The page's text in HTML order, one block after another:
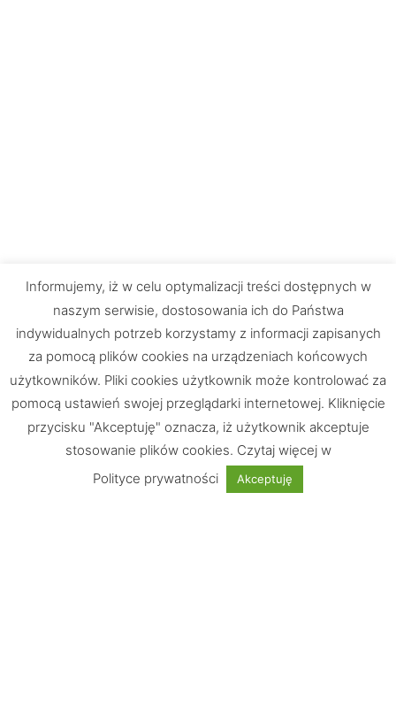
Chętnie odpowiemy na Wasze pytania
Informujemy, iż w celu optymalizacji treści dostępnych w
naszym serwisie, dostosowania ich do Państwa
indywidualnych potrzeb korzystamy z informacji zapisanych
za pomocą plików cookies na urządzeniach końcowych
użytkowników. Pliki cookies użytkownik może kontrolować za
pomocą ustawień swojej przeglądarki internetowej. Kliknięcie
przycisku "Akceptuję" oznacza, iż użytkownik akceptuje
stosowanie plików cookies. Czytaj więcej w
Polityce prywatności
Akceptuję